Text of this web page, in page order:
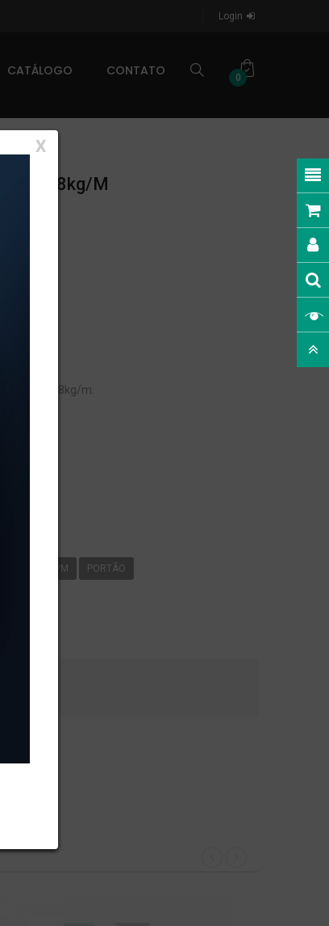
Login
CATÁLOGO CONTATO 0
X
0,158kg/m
de 0,158kg/m.
158KG/M PORTÃO